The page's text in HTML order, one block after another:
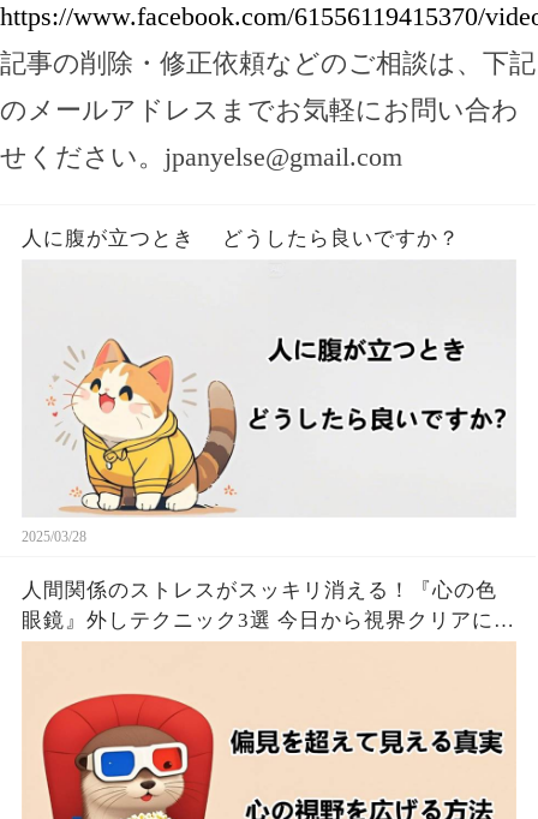
https://www.facebook.com/61556119415370/
記事の削除・修正依頼などのご相談は、下記
のメールアドレスまでお気軽にお問い合わ
せください。 jpanyelse@gmail.com
人に腹が立つとき どうしたら良いですか？
2025/03/28
人間関係のストレスがスッキリ消える！『心の色
眼鏡』外しテクニック3選 今日から視界クリアにな